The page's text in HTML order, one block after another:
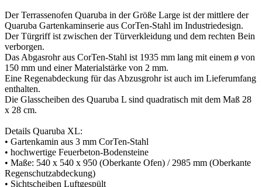
Der Terrassenofen Quaruba in der Größe Large ist der mittlere der
Quaruba Gartenkaminserie aus CorTen-Stahl im Industriedesign.
Der Türgriff ist zwischen der Türverkleidung und dem rechten Bein
verborgen.
Das Abgasrohr aus CorTen-Stahl ist 1935 mm lang mit einem ø von
150 mm und einer Materialstärke von 2 mm.
Eine Regenabdeckung für das Abzusgrohr ist auch im Lieferumfang
enthalten.
Die Glasscheiben des Quaruba L sind quadratisch mit dem Maß 28
x 28 cm.
Details Quaruba XL:
• Gartenkamin aus 3 mm CorTen-Stahl
• hochwertige Feuerbeton-Bodensteine
• Maße: 540 x 540 x 950 (Oberkante Ofen) / 2985 mm (Oberkante
Regenschutzabdeckung)
• Sichtscheiben Luftgespült